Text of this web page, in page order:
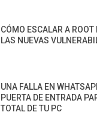
CÓMO ESCALAR A
LAS NUEVAS
UNA FALLA EN
PUERTA DE ENTRADA
TOTAL DE TU PC